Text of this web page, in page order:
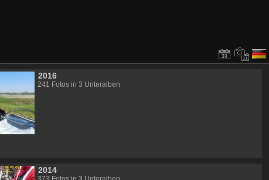
2016
241 Fotos in 3 Unteralben
2014